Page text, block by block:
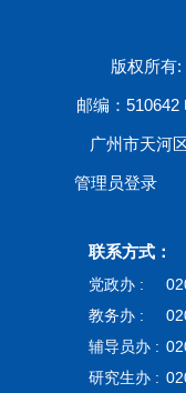
版权所有
邮编：
广州市天河
管理员登录
联系方式：
党政办 :
教务办 :
辅导员办 :
研究生办 :